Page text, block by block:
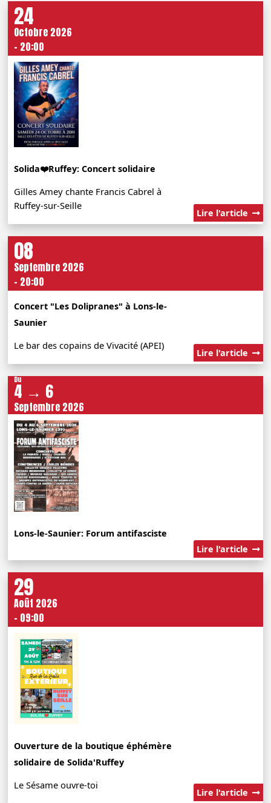
24
Octobre 2026
- 20:00
Solida❤️Ruffey: Concert solidaire
Gilles Amey chante Francis Cabrel à
Ruffey-sur-Seille
Lire l'article
08
Septembre 2026
- 20:00
Concert "Les Dolipranes" à Lons-le-
Saunier
Le bar des copains de Vivacité (APEI)
Lire l'article
Du
4 → 6
Septembre 2026
Lons-le-Saunier: Forum antifasciste
Lire l'article
29
Août 2026
- 09:00
Ouverture de la boutique éphémère
solidaire de Solida'Ruffey
Le Sésame ouvre-toi
Lire l'article